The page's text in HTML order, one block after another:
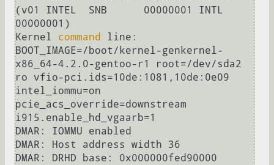
(v01 INTEL  SNB      00000001 INTL
00000001)
Kernel command
line:
BOOT_IMAGE=/boot/kernel-genkernel-
x86_64-4.2.0-gentoo-r1 root=/dev/sda2
ro vfio-pci.ids=10de:1081,10de:0e09
intel_iommu=on
pcie_acs_override=downstream
i915.enable_hd_vgaarb=1
DMAR: IOMMU enabled
DMAR: Host address width 36
DMAR: DRHD base: 0x000000fed90000